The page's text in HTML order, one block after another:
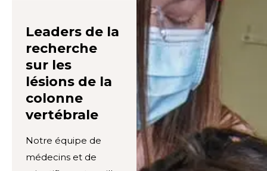
Leaders de la
recherche
sur les
lésions de la
colonne
vertébrale
Notre équipe de
médecins et de